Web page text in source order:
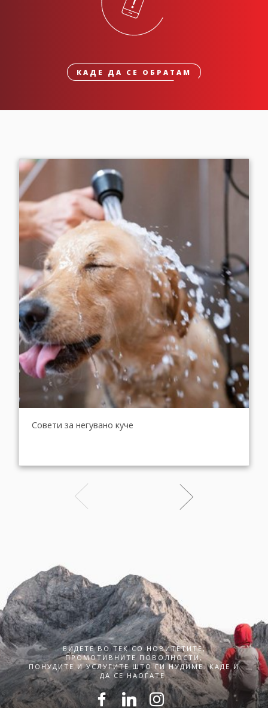
КАДЕ ДА СЕ ОБРАТАМ
Совети за негувано куче
БИДЕТЕ ВО ТЕК СО НОВИТЕТИТЕ,
ПРОМОТИВНИТЕ ПОВОЛНОСТИ,
ПОНУДИТЕ И УСЛУГИТЕ ШТО ГИ НУДИМЕ. КАДЕ И
ДА СЕ НАОЃАТЕ.